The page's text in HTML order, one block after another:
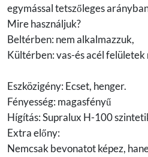
egymással tetszőleges
Mire használjuk?
Beltérben: nem alkalmazzuk,
Kültérben: vas-és acél felületek
Eszközigény: Ecset, henger.
Fényesség: magasfényű
Hígítás: Supralux H-100
Extra előny:
Nemcsak bevonatot képez,